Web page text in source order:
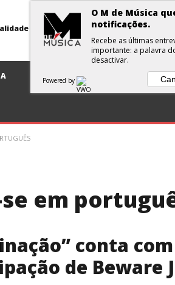
DISCOS
em
conta
de Beware
O M de Música
notificações.
Recebe as últimas
importante: a palavra
desactivar.
Powered by